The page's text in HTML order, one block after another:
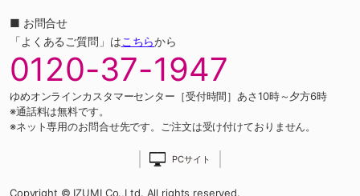
■ お問合せ
「よくあるご質問」はこちらから
0120-37-1947
ゆめオンラインカスタマーセンター［受付時間］あさ10時～夕方6時
※通話料は無料です。
※ネット専用のお問合せ先です。ご注文は受け付けておりません。
PCサイト
Copyright © IZUMI Co.,Ltd. All rights reserved.